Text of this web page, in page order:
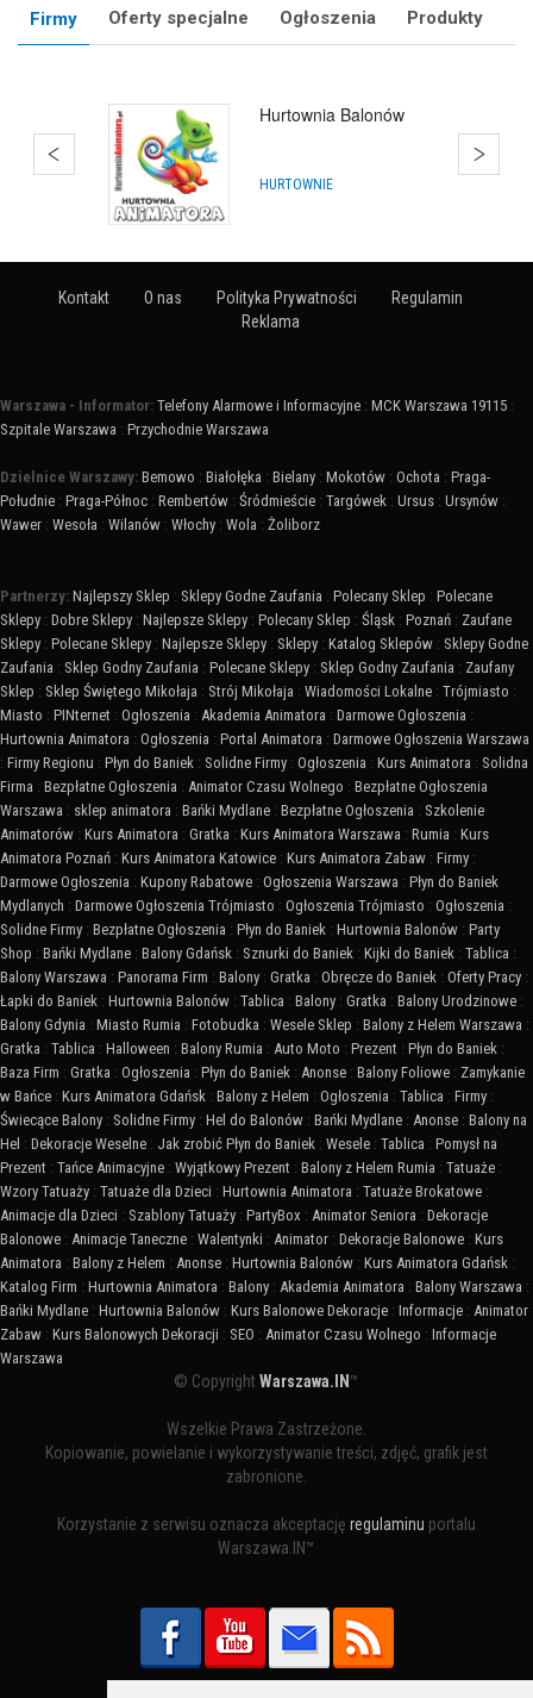
Firmy Oferty specjalne Ogłoszenia Produkty
Balony Konin
ARTYKUŁY NA IMPREZY
Kontakt O nas Polityka Prywatności
Regulamin
Reklama
Warszawa - Informator: Telefony Alarmowe i Informacyjne : MCK Warszawa 19115 :
Szpitale Warszawa : Przychodnie Warszawa
Dzielnice Warszawy: Bemowo : Białołęka : Bielany : Mokotów : Ochota : Praga-
Południe : Praga-Północ : Rembertów : Śródmieście : Targówek : Ursus : Ursynów :
Wawer : Wesoła : Wilanów : Włochy : Wola : Żoliborz
Partnerzy: Najlepszy Sklep : Sklepy Godne Zaufania : Polecany Sklep : Polecane
Sklepy : Dobre Sklepy : Najlepsze Sklepy : Polecany Sklep : Śląsk : Poznań : Zaufane
Sklepy : Polecane Sklepy : Najlepsze Sklepy : Sklepy : Katalog Sklepów : Sklepy Godne
Zaufania : Sklep Godny Zaufania : Polecane Sklepy : Sklep Godny Zaufania : Zaufany
Sklep : Sklep Świętego Mikołaja : Strój Mikołaja : Wiadomości Lokalne : Trójmiasto :
Miasto : PINternet : Ogłoszenia : Akademia Animatora : Darmowe Ogłoszenia :
Hurtownia Animatora : Ogłoszenia : Portal Animatora : Darmowe Ogłoszenia Warszawa
: Firmy Regionu : Płyn do Baniek : Solidne Firmy : Ogłoszenia : Kurs Animatora : Solidna
Firma : Bezpłatne Ogłoszenia : Animator Czasu Wolnego : Bezpłatne Ogłoszenia
Warszawa : sklep animatora : Bańki Mydlane : Bezpłatne Ogłoszenia : Szkolenie
Animatorów : Kurs Animatora : Gratka : Kurs Animatora Warszawa : Rumia : Kurs
Animatora Poznań : Kurs Animatora Katowice : Kurs Animatora Zabaw : Firmy :
Darmowe Ogłoszenia : Kupony Rabatowe : Ogłoszenia Warszawa : Płyn do Baniek
Mydlanych : Darmowe Ogłoszenia Trójmiasto : Ogłoszenia Trójmiasto : Ogłoszenia :
Solidne Firmy : Bezpłatne Ogłoszenia : Płyn do Baniek : Hurtownia Balonów : Party
Shop : Bańki Mydlane : Balony Gdańsk : Sznurki do Baniek : Kijki do Baniek : Tablica :
Balony Warszawa : Panorama Firm : Balony : Gratka : Obręcze do Baniek : Oferty Pracy :
Łapki do Baniek : Hurtownia Balonów : Tablica : Balony : Gratka : Balony Urodzinowe :
Balony Gdynia : Miasto Rumia : Fotobudka : Wesele Sklep : Balony z Helem Warszawa :
Gratka : Tablica : Halloween : Balony Rumia : Auto Moto : Prezent : Płyn do Baniek :
Baza Firm : Gratka : Ogłoszenia : Płyn do Baniek : Anonse : Balony Foliowe : Zamykanie
w Bańce : Kurs Animatora Gdańsk : Balony z Helem : Ogłoszenia : Tablica : Firmy :
Świecące Balony : Solidne Firmy : Hel do Balonów : Bańki Mydlane : Anonse : Balony na
Hel : Dekoracje Weselne : Jak zrobić Płyn do Baniek : Wesele : Tablica : Pomysł na
Prezent : Tańce Animacyjne : Wyjątkowy Prezent : Balony z Helem Rumia : Tatuaże :
Wzory Tatuaży : Tatuaże dla Dzieci : Hurtownia Animatora : Tatuaże Brokatowe :
Animacje dla Dzieci : Szablony Tatuaży : PartyBox : Animator Seniora : Dekoracje
Balonowe : Animacje Taneczne : Walentynki : Animator : Dekoracje Balonowe : Kurs
Animatora : Balony z Helem : Anonse : Hurtownia Balonów : Kurs Animatora Gdańsk :
Katalog Firm : Hurtownia Animatora : Balony : Akademia Animatora : Balony Warszawa :
Bańki Mydlane : Hurtownia Balonów : Kurs Balonowe Dekoracje : Informacje : Animator
Zabaw : Kurs Balonowych Dekoracji : SEO : Animator Czasu Wolnego : Informacje
Warszawa
© CopyrightWarszawa.IN ™
Wszelkie Prawa Zastrzeżone.
Kopiowanie, powielanie i wykorzystywanie treści, zdjęć, grafik jest
zabronione.
Korzystanie z serwisu oznacza akceptację regulaminu portalu
Warszawa.IN™